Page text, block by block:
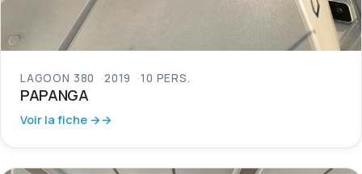
LAGOON 380 2019 10 PERS.
PAPANGA
Voir la fiche →